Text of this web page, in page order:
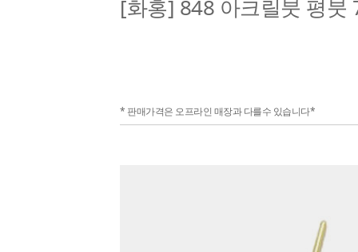
[화홍] 848 아크릴붓 평붓
* 판매가격은 오프라인 매장과 다를수 있습니다*